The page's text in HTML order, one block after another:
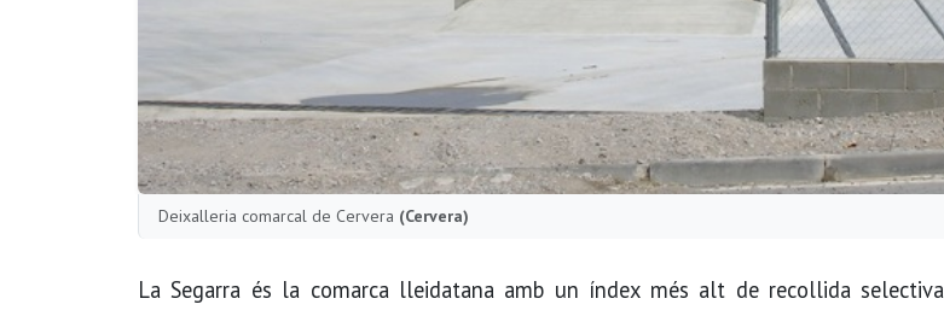
Deixalleria comarcal de Cervera (Cervera)
La Segarra és la comarca lleidatana amb un índex més alt de recollida